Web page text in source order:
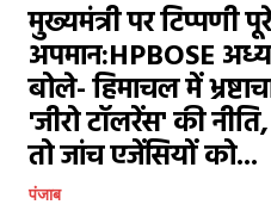
मुख्यमंत्री पर टिप्पणी
अपमान:HPBOSE
बोले- हिमाचल में
'जीरो टॉलरेंस' की
तो जांच एजेंसियों को...
पंजाब